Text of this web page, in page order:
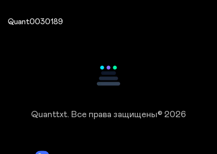
Quant0030189
Quanttxt. Все права защищены© 2026